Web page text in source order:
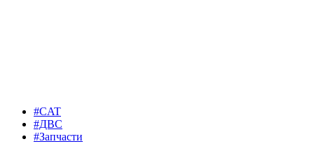
#CAT
#ДВС
#Запчасти